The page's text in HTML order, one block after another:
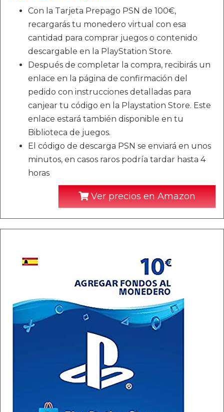
Con la Tarjeta Prepago PSN de 100€,
recargarás tu monedero virtual con esa
cantidad para comprar juegos o contenido
descargable en la PlayStation Store.
Después de completar la compra, recibirás un
enlace en la página de confirmación del
pedido con instrucciones detalladas para
canjear tu código en la Playstation Store. Este
enlace estará también disponible en tu
Biblioteca de juegos.
El código de descarga PSN se enviará en unos
minutos, en casos raros podría tardar hasta 4
horas
Ver precios en Amazon